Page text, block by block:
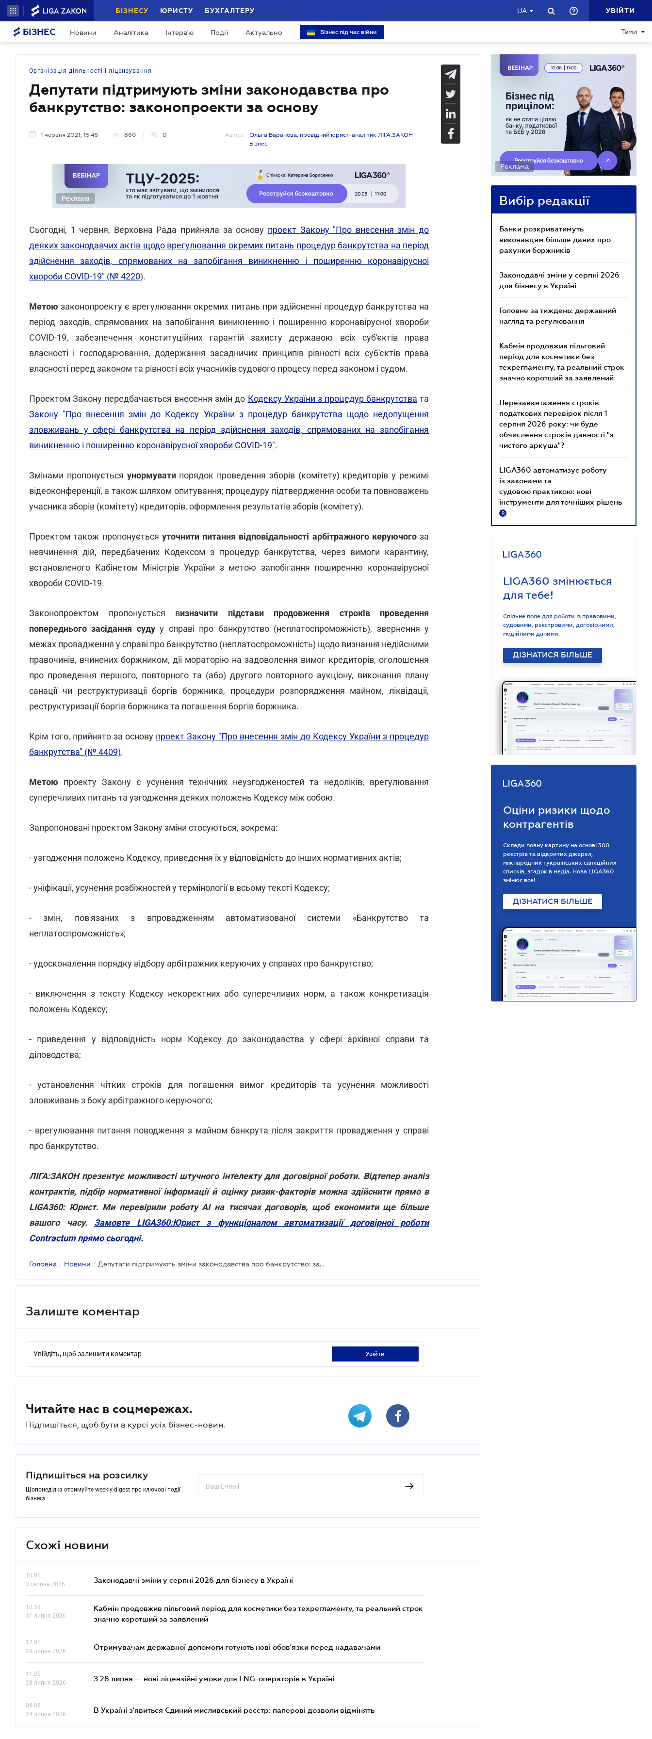
БІЗНЕСУ ЮРИСТУ БУХГАЛТЕРУ UA УВІЙТИ
БІЗНЕС Новини Аналітика Інтерв'ю Події Актуально Бізнес під час війни Теми
Організація діяльності і ліцензування
Депутати підтримують зміни законодавства про
банкрутство: законопроекти за основу
1 червня 2021, 15:45 860 0 Автор:
Ольга Баранова, провідний юрист-аналітик ЛІГА:ЗАКОН
Бізнес
Реклама
Сьогодні, 1 червня, Верховна Рада прийняла за основу проект Закону "Про внесення змін до
деяких законодавчих актів щодо врегулювання окремих питань процедур банкрутства на період
здійснення заходів, спрямованих на запобігання виникненню і поширенню коронавірусної
хвороби COVID-19" (№ 4220).
Метою законопроекту є врегулювання окремих питань при здійсненні процедур банкрутства на
період заходів, спрямованих на запобігання виникненню і поширенню коронавірусної хвороби
COVID-19, забезпечення конституційних гарантій захисту державою всіх суб'єктів права
власності і господарювання, додержання засадничих принципів рівності всіх суб'єктів права
власності перед законом та рівності всіх учасників судового процесу перед законом і судом.
Проектом Закону передбачається внесення змін до Кодексу України з процедур банкрутства та
Закону "Про внесення змін до Кодексу України з процедур банкрутства щодо недопущення
зловживань у сфері банкрутства на період здійснення заходів, спрямованих на запобігання
виникненню і поширенню коронавірусної хвороби COVID-19".
Змінами пропонується унормувати порядок проведення зборів (комітету) кредиторів у режимі
відеоконференції, а також шляхом опитування; процедуру підтвердження особи та повноважень
учасника зборів (комітету) кредиторів, оформлення результатів зборів (комітету).
Проектом також пропонується уточнити питання відповідальності арбітражного керуючогоза
невчинення дій, передбачених Кодексом з процедур банкрутства, через вимоги карантину,
встановленого Кабінетом Міністрів України з метою запобігання поширенню коронавірусної
хвороби COVID-19.
Законопроектом пропонується визначити підстави продовження строків проведення
попереднього засідання судуу справі про банкрутство (неплатоспроможність), звернення у
межах провадження у справі про банкрутство (неплатоспроможність) щодо визнання недійсними
правочинів, вчинених боржником, дії мораторію на задоволення вимог кредиторів, оголошення
про проведення першого, повторного та (або) другого повторного аукціону, виконання плану
санації чи реструктуризації боргів боржника, процедури розпорядження майном, ліквідації,
реструктуризації боргів боржника та погашення боргів боржника.
Крім того, прийнято за основу проект Закону "Про внесення змін до Кодексу України з процедур
банкрутства" (№ 4409).
Метою проекту Закону є усунення технічних неузгодженостей та недоліків, врегулювання
суперечливих питань та узгодження деяких положень Кодексу між собою.
Запропоновані проектом Закону зміни стосуються, зокрема:
- узгодження положень Кодексу, приведення їх у відповідність до інших нормативних актів;
- уніфікації, усунення розбіжностей у термінології в всьому тексті Кодексу;
- змін, пов'язаних з впровадженням автоматизованої системи «Банкрутство та
неплатоспроможність»;
- удосконалення порядку відбору арбітражних керуючих у справах про банкрутство;
- виключення з тексту Кодексу некоректних або суперечливих норм, а також конкретизація
положень Кодексу;
- приведення у відповідність норм Кодексу до законодавства у сфері архівної справи та
діловодства;
- установлення чітких строків для погашення вимог кредиторів та усунення можливості
зловживань з боку арбітражного керуючого;
- врегулювання питання поводження з майном банкрута після закриття провадження у справі
про банкрутство.
ЛІГА:ЗАКОН презентує можливості штучного інтелекту для договірної роботи. Відтепер аналіз
контрактів, підбір нормативної інформації й оцінку ризик-факторів можна здійснити прямо в
LIGA360: Юрист. Ми перевірили роботу AI на тисячах договорів, щоб економити ще більше
вашого часу. Замовте LIGA360:Юрист з функціоналом автоматизації договірної роботи
Contractum прямо сьогодні.
Головна / Новини / Депутати підтримують зміни законодавства про банкрутство: законопроекти за основу
Залиште коментар
Увійдіть, щоб залишити коментар увійти
Читайте нас в соцмережах.
Підпишіться, щоб бути в курсі усіх бізнес-новин.
Підпишіться на розсилку
Щопонеділка отримуйте weekly-digest про ключові події
бізнесу
Схожі новини
10.01
3 серпня 2026
Законодавчі зміни у серпні 2026 для бізнесу в Україні
10.38
31 липня 2026
Кабмін продовжив пільговий період для косметики без техрегламенту, та реальний строк
значно коротший за заявлений
17.01
28 липня 2026
Отримувачам державної допомоги готують нові обов'язки перед надавачами
11.25
28 липня 2026
З 28 липня — нові ліцензійні умови для LNG-операторів в Україні
09.08
24 липня 2026
В Україні з'явиться Єдиний мисливський реєстр: паперові дозволи відмінять
Реклама
Вибір редакції
Банки розкриватимуть
виконавцям більше даних про
рахунки боржників
Законодавчі зміни у серпні 2026
для бізнесу в Україні
Головне за тиждень: державний
нагляд та регулювання
Кабмін продовжив пільговий
період для косметики без
техрегламенту, та реальний строк
значно коротший за заявлений
Перезавантаження строків
податкових перевірок після 1
серпня 2026 року: чи буде
обчислення строків давності "з
чистого аркуша"?
LIGA360 автоматизує роботу
із законами та
судовою практикою: нові
інструменти для точніших рішень
R
LIGA360 змінюється
для тебе!
Спільне поле для роботи із правовими,
судовими, реєстровими, договірними,
медійними даними.
ДІЗНАТИСЯ БІЛЬШЕ
Оціни ризики щодо
контрагентів
Склади повну картину на основі 300
реєстрів та відкритих джерел,
міжнародних і українських санкційних
списків, згадок в медіа. Нова LIGA360
змінює все!
ДІЗНАТИСЯ БІЛЬШЕ